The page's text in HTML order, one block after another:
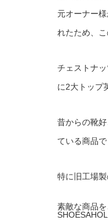
元オーナー
れたため、
チェストナ
に2大トップ
昔からの靴
ている商品
特に旧工場
素敵な商品